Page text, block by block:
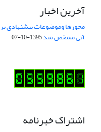
آخرین اخبار
محورها وموضوعات پیشنهادی
آتی مشخص شد1395-10-07
اشتراک خبرنامه